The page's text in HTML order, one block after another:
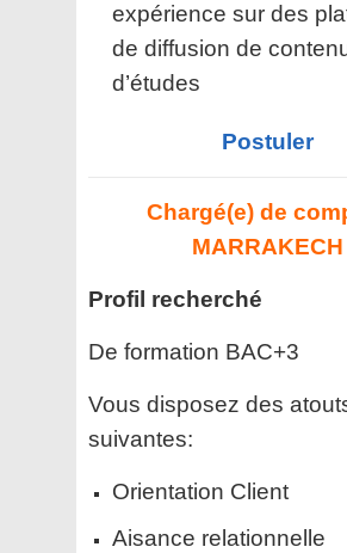
expérience sur des
de diffusion de
d’études
Postuler
Chargé(e) de
MARRAKECH
Profil recherché
De formation BAC+3
Vous disposez des
suivantes:
Orientation Client
Aisance relationnelle